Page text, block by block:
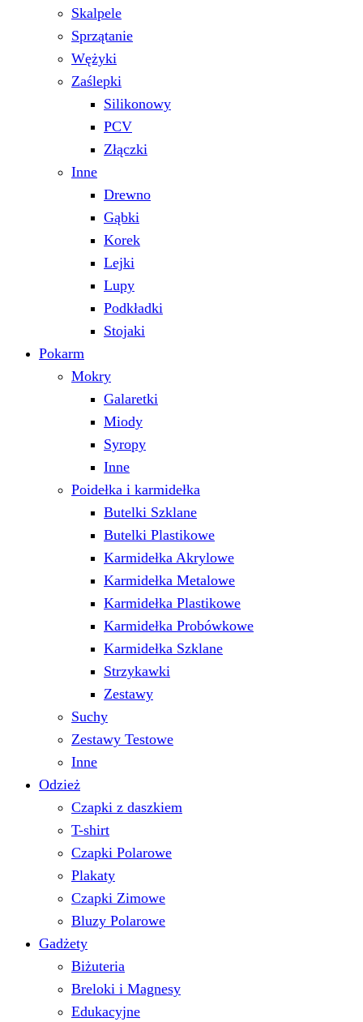
Skalpele
Sprzątanie
Wężyki
Zaślepki
Silikonowy
PCV
Złączki
Inne
Drewno
Gąbki
Korek
Lejki
Lupy
Podkładki
Stojaki
Pokarm
Mokry
Galaretki
Miody
Syropy
Inne
Poidełka i karmidełka
Butelki Szklane
Butelki Plastikowe
Karmidełka Akrylowe
Karmidełka Metalowe
Karmidełka Plastikowe
Karmidełka Probówkowe
Karmidełka Szklane
Strzykawki
Zestawy
Suchy
Zestawy Testowe
Inne
Odzież
Czapki z daszkiem
T-shirt
Czapki Polarowe
Plakaty
Czapki Zimowe
Bluzy Polarowe
Gadżety
Biżuteria
Breloki i Magnesy
Edukacyjne